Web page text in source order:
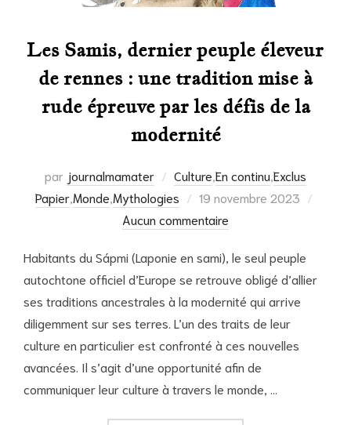
Les Samis, dernier peuple éleveur
de rennes : une tradition mise à
rude épreuve par les défis de la
modernité
par journalmamater Culture En continu Exclus
Papier, Monde Mythologies
Publié
le
19 novembre 2023
Aucun commentaire
Habitants du Sápmi (Laponie en sami), le seul peuple
autochtone officiel d’Europe se retrouve obligé d’allier
ses traditions ancestrales à la modernité qui arrive
diligemment sur ses terres. L’un des traits de leur
culture en particulier est confronté à ces nouvelles
avancées. Il s’agit d’une opportunité afin de
communiquer leur culture à travers le monde, …